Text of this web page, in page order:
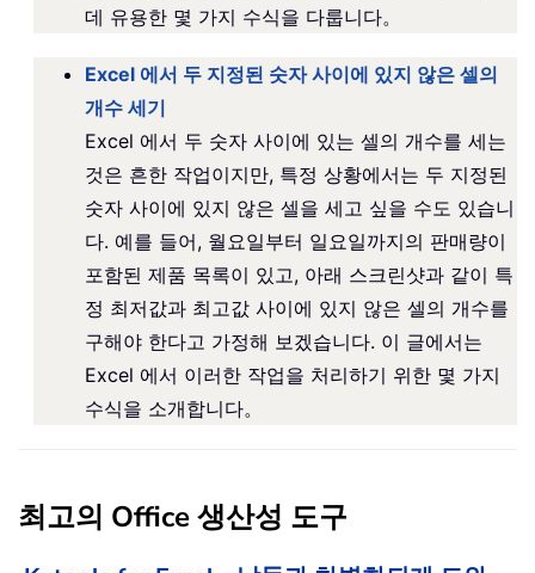
데 유용한 몇 가지 수식을 다룹니다。
Excel 에서 두 지정된 숫자 사이에 있지 않은 셀의
개수 세기
Excel 에서 두 숫자 사이에 있는 셀의 개수를 세는
것은 흔한 작업이지만, 특정 상황에서는 두 지정된
숫자 사이에 있지 않은 셀을 세고 싶을 수도 있습니
다. 예를 들어, 월요일부터 일요일까지의 판매량이
포함된 제품 목록이 있고, 아래 스크린샷과 같이 특
정 최저값과 최고값 사이에 있지 않은 셀의 개수를
구해야 한다고 가정해 보겠습니다. 이 글에서는
Excel 에서 이러한 작업을 처리하기 위한 몇 가지
수식을 소개합니다。
최고의 Office 생산성 도구